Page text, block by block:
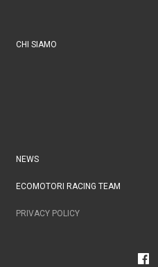
CHI SIAMO
NEWS
ECOMOTORI RACING TEAM
PRIVACY POLICY